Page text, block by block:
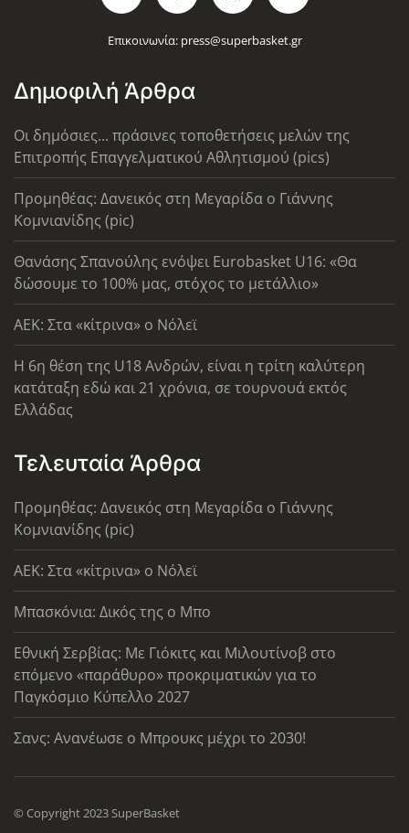
Επικοινωνία: press@superbasket.gr
Δημοφιλή Άρθρα
Οι δημόσιες... πράσινες τοποθετήσεις μελών της
Επιτροπής Επαγγελματικού Αθλητισμού (pics)
Προμηθέας: Δανεικός στη Μεγαρίδα ο Γιάννης
Κομνιανίδης (pic)
Θανάσης Σπανούλης ενόψει Eurobasket U16: «Θα
δώσουμε το 100% μας, στόχος το μετάλλιο»
AEK: Στα «κίτρινα» ο Νόλεϊ
Η 6η θέση της U18 Ανδρών, είναι η τρίτη καλύτερη
κατάταξη εδώ και 21 χρόνια, σε τουρνουά εκτός
Ελλάδας
Τελευταία Άρθρα
Προμηθέας: Δανεικός στη Μεγαρίδα ο Γιάννης
Κομνιανίδης (pic)
AEK: Στα «κίτρινα» ο Νόλεϊ
Μπασκόνια: Δικός της ο Μπο
Εθνική Σερβίας: Με Γιόκιτς και Μιλουτίνοβ στο
επόμενο «παράθυρο» προκριματικών για το
Παγκόσμιο Κύπελλο 2027
Σανς: Ανανέωσε ο Μπρουκς μέχρι το 2030!
© Copyright 2023 SuperBasket